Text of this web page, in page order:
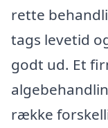
rette
tags levetid
godt ud. Et
række